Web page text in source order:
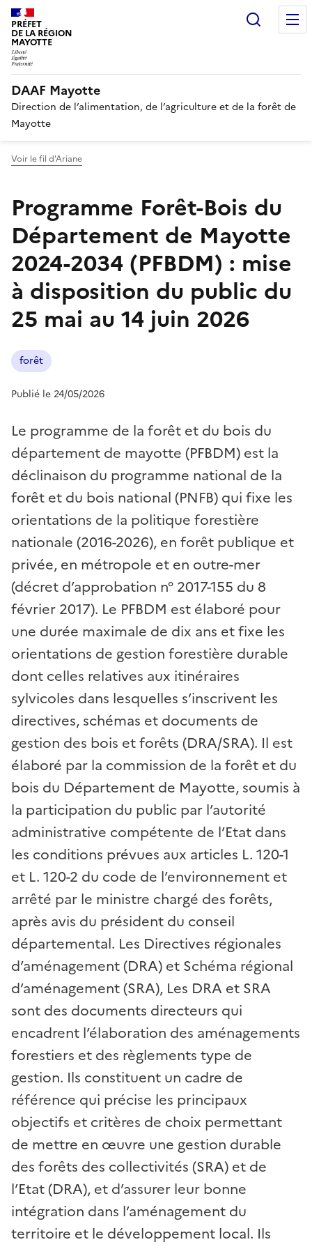
PRÉFET
DE LA RÉGION
MAYOTTE
DAAF Mayotte
Direction de l’alimentation, de l’agriculture et de la forêt de
Mayotte
Voir le fil d'Ariane
Programme Forêt-Bois du
Département de Mayotte
2024-2034 (PFBDM) : mise
à disposition du public du
25 mai au 14 juin 2026
forêt
Publié le 24/05/2026
Le programme de la forêt et du bois du
département de mayotte (PFBDM) est la
déclinaison du programme national de la
forêt et du bois national (PNFB) qui fixe les
orientations de la politique forestière
nationale (2016-2026), en forêt publique et
privée, en métropole et en outre-mer
(décret d’approbation n° 2017-155 du 8
février 2017). Le PFBDM est élaboré pour
une durée maximale de dix ans et fixe les
orientations de gestion forestière durable
dont celles relatives aux itinéraires
sylvicoles dans lesquelles s’inscrivent les
directives, schémas et documents de
gestion des bois et forêts (DRA/SRA). Il est
élaboré par la commission de la forêt et du
bois du Département de Mayotte, soumis à
la participation du public par l’autorité
administrative compétente de l’Etat dans
les conditions prévues aux articles L. 120-1
et L. 120-2 du code de l’environnement et
arrêté par le ministre chargé des forêts,
après avis du président du conseil
départemental. Les Directives régionales
d’aménagement (DRA) et Schéma régional
d’aménagement (SRA), Les DRA et SRA
sont des documents directeurs qui
encadrent l’élaboration des aménagements
forestiers et des règlements type de
gestion. Ils constituent un cadre de
référence qui précise les principaux
objectifs et critères de choix permettant
de mettre en œuvre une gestion durable
des forêts des collectivités (SRA) et de
l’Etat (DRA), et d’assurer leur bonne
intégration dans l’aménagement du
territoire et le développement local. Ils